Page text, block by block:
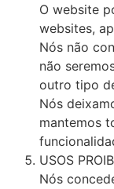
O website
websites,
Nós não
não
outro tipo
Nós
mantemos
USOS
Nós